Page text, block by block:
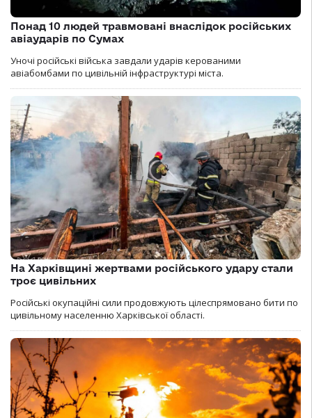
Понад 10 людей травмовані внаслідок російських
авіаударів по Сумах
Уночі російські війська завдали ударів керованими
авіабомбами по цивільній інфраструктурі міста.
На Харківщині жертвами російського удару стали
троє цивільних
Російські окупаційні сили продовжують цілеспрямовано бити по
цивільному населенню Харківської області.